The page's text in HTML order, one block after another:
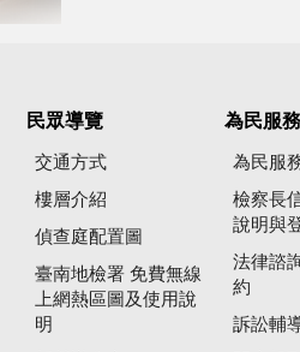
民眾導覽
交通方式
樓層介紹
偵查庭配置圖
臺南地檢署 免費無線
上網熱區圖及使用說
明
為民服
為民服
檢察長
說明與
法律諮
約
訴訟輔